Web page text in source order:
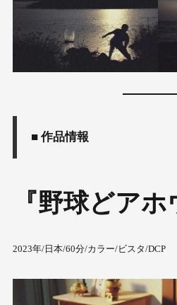
■ 作品情報
『野球どアホ
2023年/日本/60分/カラー/ビスタ/DCP